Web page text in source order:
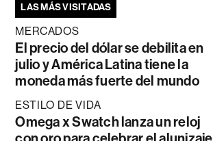
LAS MÁS VISITADAS
MERCADOS
El precio del dólar se debilita en
julio y América Latina tiene la
moneda más fuerte del mundo
ESTILO DE VIDA
Omega x Swatch lanza un reloj